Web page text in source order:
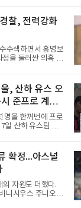
소화하며 팀의 3-0
7일(현지시간) 홍콩
애스턴 빌라(잉글
37분 0의 균형을
왼쪽 측면에서 올
다 대 방향을 바꾸
은 좋았다. 제주전에
을 소화했던 그는
최다 우승팀(35회)
찰, 전력강화
수색하면서 홍명보
정을 둘러싼 의혹 규
됐지만 경찰의 시선
진과 별개로 선임
수사의 본류다.7일
울경찰청 광역수사
구협회 사무실 등
자료를 다수 확보
해 이사회에 추천하
증한 과정, 이사회
, 산하 유스 오
준프로 계
명을 한꺼번에 프로
일 산하 유스팀 서
과 계약한 것은 구
강준·신지섭·이서
대상이다.오산고의
백운기 전국 고등학
크 U-18 챔피언스
달아 제패했다.시
작하는 아시아축
확정...아스널
의 자원도 더했다.
니시우스 주니오르